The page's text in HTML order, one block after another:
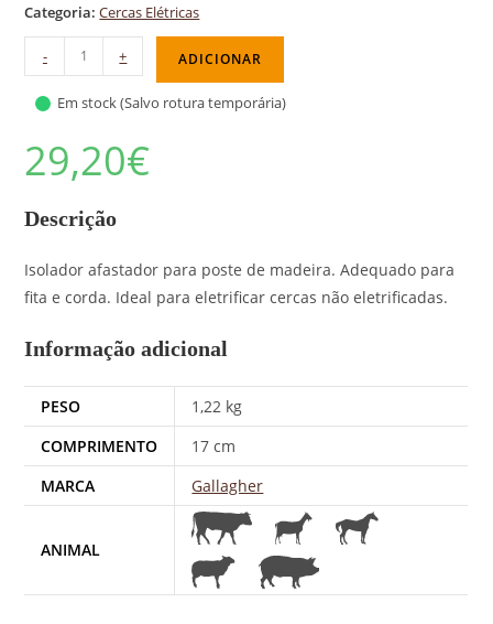
Categoria:Cercas Elétricas
- + ADICIONAR
Em stock (Salvo rotura temporária)
29,20€
Descrição
Isolador afastador para poste de madeira. Adequado para
fita e corda. Ideal para eletrificar cercas não eletrificadas.
Informação adicional
PESO
1,22 kg
COMPRIMENTO
17 cm
MARCA
Gallagher
ANIMAL